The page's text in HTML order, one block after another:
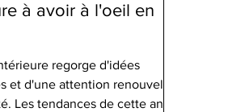
à avoir à l'oeil en
regorge d'idées
et d'une attention renouvelée à
Les tendances de cette année